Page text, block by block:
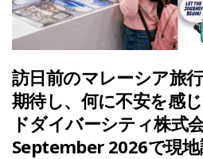
訪日前のマレーシア旅
期待し、何に不安を感
ドダイバーシティ株式
September 2026で現地